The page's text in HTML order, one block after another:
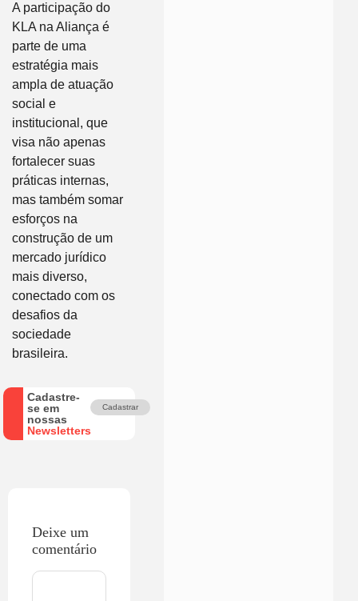
A participação do
KLA na Aliança é
parte de uma
estratégia mais
ampla de atuação
social e
institucional, que
visa não apenas
fortalecer suas
práticas internas,
mas também somar
esforços na
construção de um
mercado jurídico
mais diverso,
conectado com os
desafios da
sociedade
brasileira.
Cadastre-
se em
nossas
Newsletters
Cadastrar
Deixe um
comentário